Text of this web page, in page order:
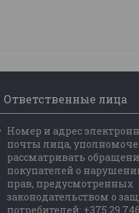
Ответственные лица
Номер и адрес
почты лица,
рассматривать
покупателей о
прав, предусмотренных
законодательством о
потребителей: +375 29